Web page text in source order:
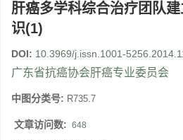
肝癌多学科综合治疗团队
识(1)
DOI: 10.3969/j.issn.1001-
广东省抗癌协会肝癌专业委员会
中图分类号: R735.7
文章访问数: 648